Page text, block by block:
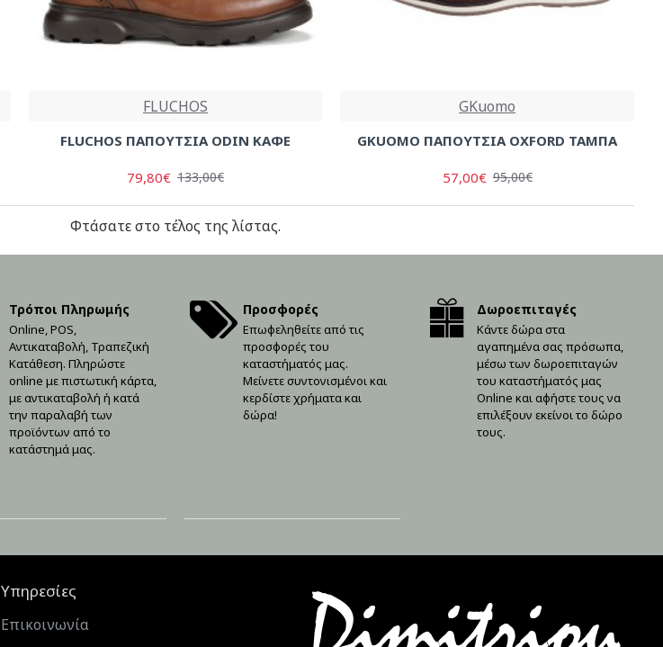
FLUCHOS
FLUCHOS ΠΑΠΟΥΤΣΙΑ ODIN ΚΑΦΕ
79,80€ 133,00€
GKuomo
GKUOMO ΠΑΠΟΥΤΣΙΑ OXFORD ΤΑΜΠΑ
57,00€ 95,00€
Φτάσατε στο τέλος της λίστας.
Τρόποι Πληρωμής
Online, POS,
Αντικαταβολή, Τραπεζική
Κατάθεση. Πληρώστε
online με πιστωτική κάρτα,
με αντικαταβολή ή κατά
την παραλαβή των
προϊόντων από το
κατάστημά μας.
Προσφορές
Επωφεληθείτε από τις
προσφορές του
καταστήματός μας.
Μείνετε συντονισμένοι και
κερδίστε χρήματα και
δώρα!
Δωροεπιταγές
Κάντε δώρα στα
αγαπημένα σας πρόσωπα,
μέσω των δωροεπιταγών
του καταστήματός μας
Online και αφήστε τους να
επιλέξουν εκείνοι το δώρο
τους.
Υπηρεσίες
Επικοινωνία